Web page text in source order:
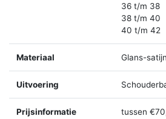
36 t/m 38
38 t/m 40
40 t/m 42
Materiaal Glans-satijn
Uitvoering
Prijsinformatie tussen